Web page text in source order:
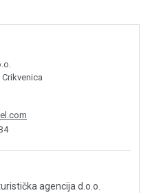
agencija d.o.o.